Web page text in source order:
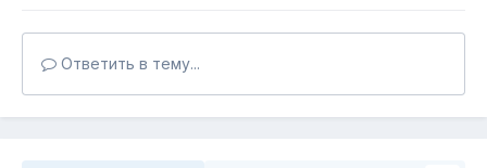
Ответить в тему...